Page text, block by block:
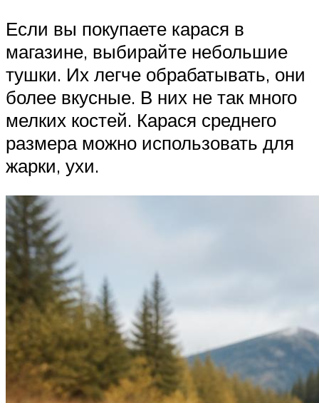
Если вы покупаете карася в
магазине, выбирайте небольшие
тушки. Их легче обрабатывать, они
более вкусные. В них не так много
мелких костей. Карася среднего
размера можно использовать для
жарки, ухи.